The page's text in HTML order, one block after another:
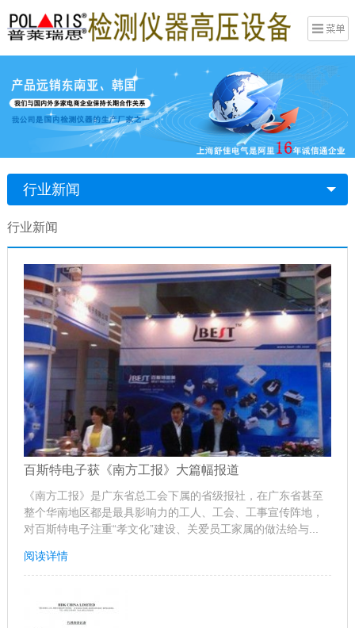
行业新闻
行业新闻
百斯特电子获《南方工报》大篇幅报道
《南方工报》是广东省总工会下属的省级报社，在广东省甚至
整个华南地区都是最具影响力的工人、工会、工事宣传阵地，
对百斯特电子注重“孝文化”建设、关爱员工家属的做法给与...
阅读详情